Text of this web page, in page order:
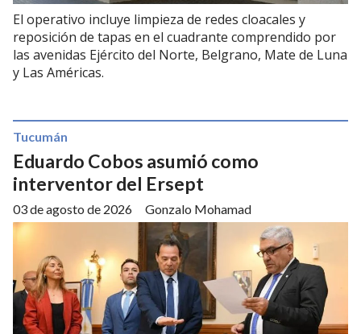
El operativo incluye limpieza de redes cloacales y
reposición de tapas en el cuadrante comprendido por
las avenidas Ejército del Norte, Belgrano, Mate de Luna
y Las Américas.
Eduardo Cobos asumió como
interventor del Ersept
Gonzalo Mohamad
Tucumán
03 de agosto de 2026